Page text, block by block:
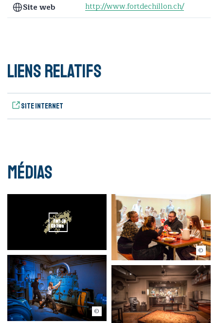
Site web
http://www.fortdechillon.ch/
Liens relatifs
Site internet
Médias
Pixhit
Pixhit